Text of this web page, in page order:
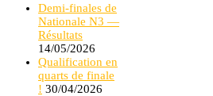
Demi-finales de
Nationale N3 —
Résultats
14/05/2026
Qualification en
quarts de finale
! 30/04/2026